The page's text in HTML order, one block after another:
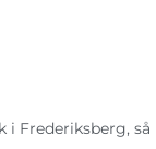
i Frederiksberg,